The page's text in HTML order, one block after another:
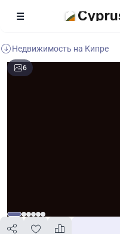
Недвижимость на Кипре
6